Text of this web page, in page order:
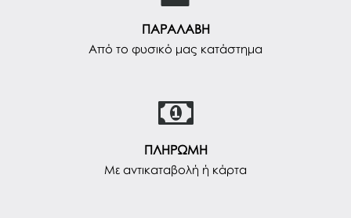
ΠΑΡΑΛΑΒΗ
Από το φυσικό μας κατάστημα
ΠΛΗΡΩΜΗ
Με αντικαταβολή ή κάρτα